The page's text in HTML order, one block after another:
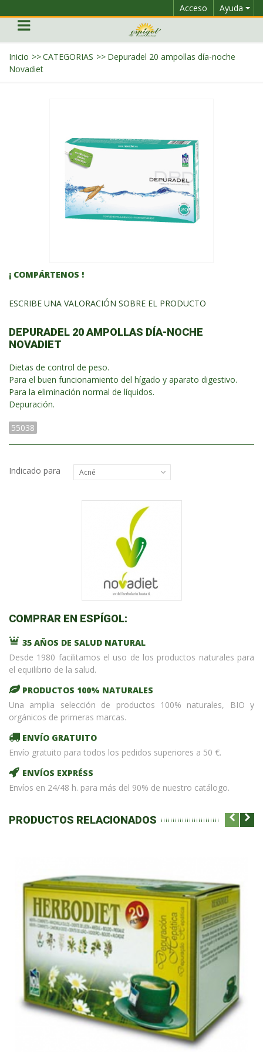
Ayuda
Acceso
Inicio >>CATEGORIAS >> Depuradel 20 ampollas día-noche
Novadiet
¡ COMPÁRTENOS !
ESCRIBE UNA VALORACIÓN SOBRE EL PRODUCTO
DEPURADEL 20 AMPOLLAS DÍA-NOCHE
NOVADIET
Dietas de control de peso.
Para el buen funcionamiento del hígado y aparato digestivo.
Para la eliminación normal de líquidos.
Depuración.
55038
Indicado para Acné
COMPRAR EN ESPÍGOL:
35 AÑOS DE SALUD NATURAL
Desde 1980 facilitamos el uso de los productos naturales para
el equilibrio de la salud.
PRODUCTOS 100% NATURALES
Una amplia selección de productos 100% naturales, BIO y
orgánicos de primeras marcas.
ENVÍO GRATUITO
Envío gratuito para todos los pedidos superiores a 50 €.
ENVÍOS EXPRÉSS
Envíos en 24/48 h. para más del 90% de nuestro catálogo.
PRODUCTOS RELACIONADOS